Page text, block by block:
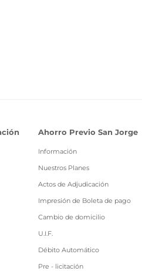
Ahorro Previo San Jorge
Información
Nuestros Planes
Actos de Adjudicación
Impresión de Boleta de pago
Cambio de domicilio
U.I.F.
Débito Automático
Pre - licitación